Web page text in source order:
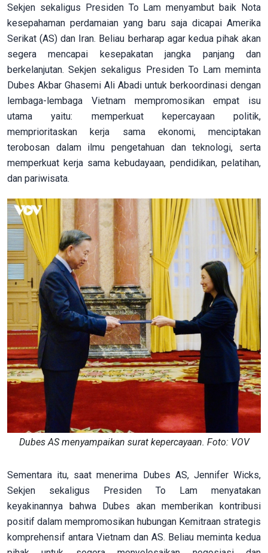
Sekjen sekaligus Presiden To Lam menyambut baik Nota
kesepahaman perdamaian yang baru saja dicapai Amerika
Serikat (AS) dan Iran. Beliau berharap agar kedua pihak akan
segera mencapai kesepakatan jangka panjang dan
berkelanjutan. Sekjen sekaligus Presiden To Lam meminta
Dubes Akbar Ghasemi Ali Abadi untuk berkoordinasi dengan
lembaga-lembaga Vietnam mempromosikan empat isu
utama yaitu: memperkuat kepercayaan politik,
memprioritaskan kerja sama ekonomi, menciptakan
terobosan dalam ilmu pengetahuan dan teknologi, serta
memperkuat kerja sama kebudayaan, pendidikan, pelatihan,
dan pariwisata.
Dubes AS menyampaikan surat kepercayaan. Foto: VOV
Sementara itu, saat menerima Dubes AS, Jennifer Wicks,
Sekjen sekaligus Presiden To Lam menyatakan
keyakinannya bahwa Dubes akan memberikan kontribusi
positif dalam mempromosikan hubungan Kemitraan strategis
komprehensif antara Vietnam dan AS. Beliau meminta kedua